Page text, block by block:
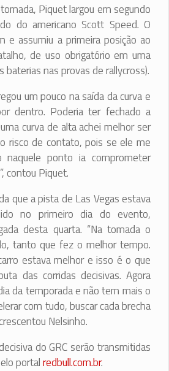
Piquet largou em segundo
do americano Scott Speed. O
e assumiu a primeira posição ao
de uso obrigatório em uma
nas provas de rallycross).
um pouco na saída da curva e
dentro. Poderia ter fechado a
curva de alta achei melhor ser
risco de contato, pois se ele me
ponto ia comprometer
contou Piquet.
que a pista de Las Vegas estava
no primeiro dia do evento,
desta quarta. “Na tomada o
tanto que fez o melhor tempo.
estava melhor e isso é o que
das corridas decisivas. Agora
da temporada e não tem mais o
com tudo, buscar cada brecha
Nelsinho.
do GRC serão transmitidas
portalredbull.com.br.